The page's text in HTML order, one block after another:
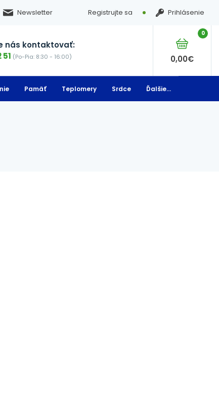
Newsletter Registrujte sa Prihlásenie
nás kontaktovať:
51 (Po-Pia: 8:30 - 16:00)
0
0,00€
Pamäť Teplomery Srdce Ďalšie...